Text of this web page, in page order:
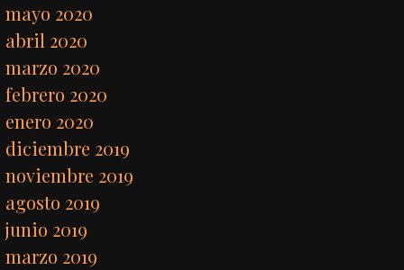
mayo 2020
abril 2020
marzo 2020
febrero 2020
enero 2020
diciembre 2019
noviembre 2019
agosto 2019
junio 2019
marzo 2019